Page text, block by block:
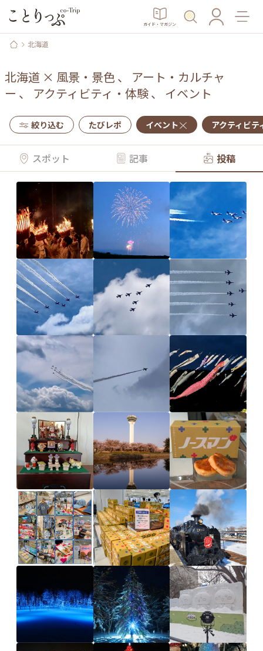
ガイド・マガジン
北海道
北海道 × 風景・景色、 アート・カルチャ
ー 、 アクティビティ・体験、 イベント
絞り込む たびレポ イベント アクティビテ
スポット 記事 投稿